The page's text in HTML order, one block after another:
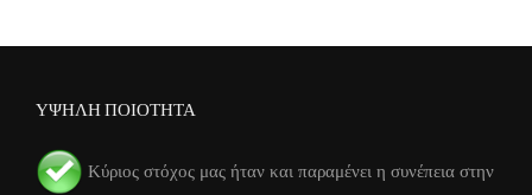
ΥΨΗΛΗ ΠΟΙΟΤΗΤΑ
Κύριος στόχος μας ήταν και παραμένει η συνέπεια στην